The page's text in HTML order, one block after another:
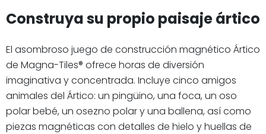
Construya su propio paisaje ártico
El asombroso juego de construcción magnético Ártico
de Magna-Tiles® ofrece horas de diversión
imaginativa y concentrada. Incluye cinco amigos
animales del Ártico: un pingüino, una foca, un oso
polar bebé, un osezno polar y una ballena, así como
piezas magnéticas con detalles de hielo y huellas de